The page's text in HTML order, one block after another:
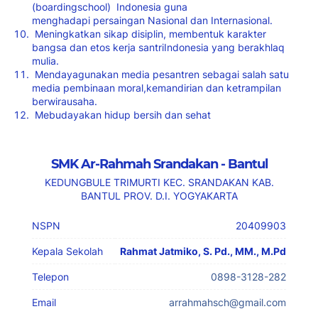
(boardingschool) Indonesia guna
menghadapi persaingan Nasional dan Internasional.
Meningkatkan sikap disiplin, membentuk karakter
bangsa dan etos kerja santriIndonesia yang berakhlaq
mulia.
Mendayagunakan media pesantren sebagai salah satu
media pembinaan moral,kemandirian dan ketrampilan
berwirausaha.
Mebudayakan hidup bersih dan sehat
SMK Ar-Rahmah Srandakan - Bantul
KEDUNGBULE TRIMURTI KEC. SRANDAKAN KAB.
BANTUL PROV. D.I. YOGYAKARTA
NSPN 20409903
Kepala Sekolah Rahmat Jatmiko, S. Pd., MM., M.Pd
Telepon 0898-3128-282
Email arrahmahsch@gmail.com